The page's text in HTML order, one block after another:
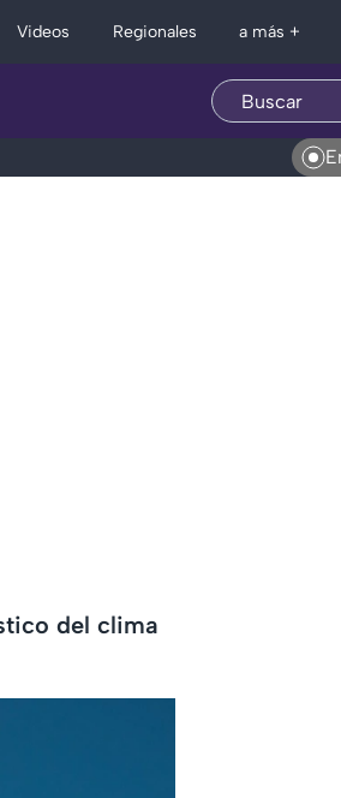
Videos Regionales a más +
del clima